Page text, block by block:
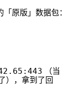
原版」数据包：
（当
），拿到了回